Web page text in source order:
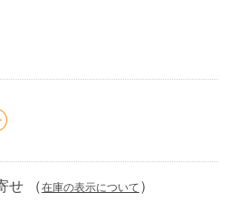
homegoods/rug/outdoor/g/
せ （在庫の表示について ）